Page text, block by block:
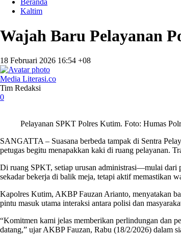
Beranda
Kaltim
Wajah Baru Pelayanan
18 Februari 2026 16:54 +08
Media Literasi.co
Tim Redaksi
0
Pelayanan SPKT Polres Kutim. Foto: Humas
SANGATTA – Suasana berbeda tampak di Sentra
petugas begitu menapakkan kaki di ruang pelayanan.
Di ruang SPKT, setiap urusan administrasi—mulai dari
sekadar bekerja di balik meja, tetapi aktif memastikan
Kapolres Kutim, AKBP Fauzan Arianto, menyatakan
pintu masuk utama interaksi antara polisi dan
“Komitmen kami jelas memberikan perlindungan dan
datang,” ujar AKBP Fauzan, Rabu (18/2/2026) dalam